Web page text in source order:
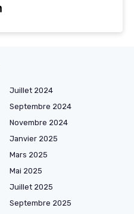
Juillet 2024
Septembre 2024
Novembre 2024
Janvier 2025
Mars 2025
Mai 2025
Juillet 2025
Septembre 2025